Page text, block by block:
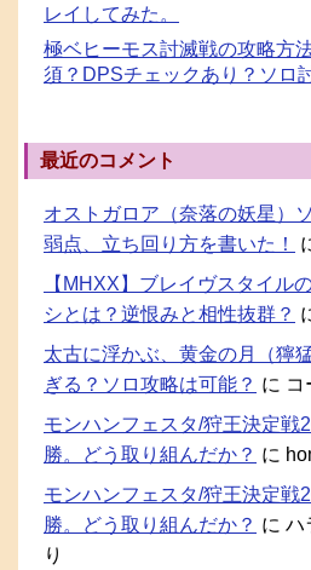
レイしてみた。
極ベヒーモス討滅戦の攻略方
須？DPSチェックあり？ソロ
最近のコメント
オストガロア（奈落の妖星）
弱点、立ち回り方を書いた！
【MHXX】ブレイヴスタイル
シとは？逆恨みと相性抜群？
太古に浮かぶ、黄金の月（獰
ぎる？ソロ攻略は可能？ に コ
モンハンフェスタ/狩王決定戦
勝。どう取り組んだか？ に
モンハンフェスタ/狩王決定戦
勝。どう取り組んだか？ に ハ
り